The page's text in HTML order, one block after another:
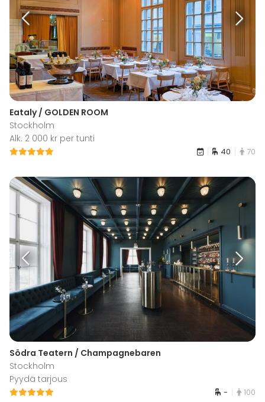
Eataly / GOLDEN ROOM
Stockholm
Alk. 2 000 kr per tunti
40 70
Södra Teatern / Champagnebaren
Stockholm
Pyydä tarjous
- 100